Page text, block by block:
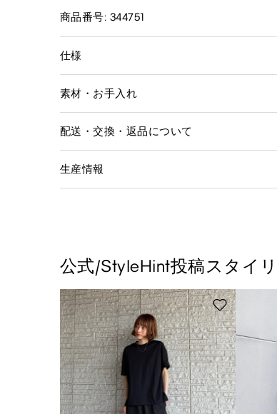
商品番号: 344751
仕様
素材・お手入れ
配送・交換・返品について
生産情報
公式/StyleHint投稿スタイ